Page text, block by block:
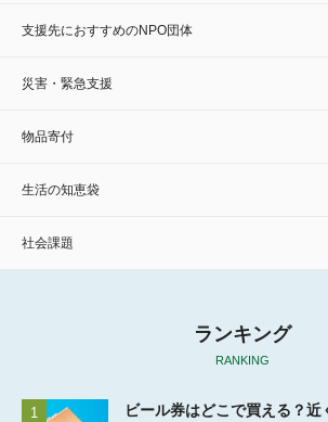
支援先におすすめのNPO団体
災害・緊急支援
物品寄付
生活の知恵袋
社会課題
ランキング
RANKING
1
ビール券はどこで買える？近